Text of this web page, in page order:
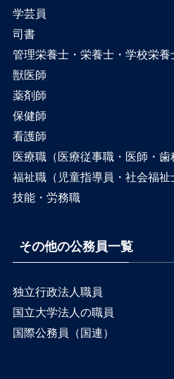
学芸員
司書
管理栄養士・栄養士・学校栄養
獣医師
薬剤師
保健師
看護師
医療職（医療従事職・医師・歯
福祉職（児童指導員・社会福祉
技能・労務職
その他の公務員一覧
独立行政法人職員
国立大学法人の職員
国際公務員（国連）